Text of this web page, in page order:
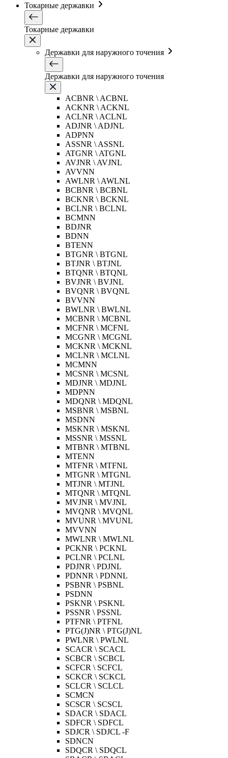
Токарные державки
Токарные державки
Державки для наружного точения
Державки для наружного точения
ACBNR \ ACBNL
ACKNR \ ACKNL
ACLNR \ ACLNL
ADJNR \ ADJNL
ADPNN
ASSNR \ ASSNL
ATGNR \ ATGNL
AVJNR \ AVJNL
AVVNN
AWLNR \ AWLNL
BCBNR \ BCBNL
BCKNR \ BCKNL
BCLNR \ BCLNL
BCMNN
BDJNR
BDNN
BTENN
BTGNR \ BTGNL
BTJNR \ BTJNL
BTQNR \ BTQNL
BVJNR \ BVJNL
BVQNR \ BVQNL
BVVNN
BWLNR \ BWLNL
MCBNR \ MCBNL
MCFNR \ MCFNL
MCGNR \ MCGNL
MCKNR \ MCKNL
MCLNR \ MCLNL
MCMNN
MCSNR \ MCSNL
MDJNR \ MDJNL
MDPNN
MDQNR \ MDQNL
MSBNR \ MSBNL
MSDNN
MSKNR \ MSKNL
MSSNR \ MSSNL
MTBNR \ MTBNL
MTENN
MTFNR \ MTFNL
MTGNR \ MTGNL
MTJNR \ MTJNL
MTQNR \ MTQNL
MVJNR \ MVJNL
MVQNR \ MVQNL
MVUNR \ MVUNL
MVVNN
MWLNR \ MWLNL
PCKNR \ PCKNL
PCLNR \ PCLNL
PDJNR \ PDJNL
PDNNR \ PDNNL
PSBNR \ PSBNL
PSDNN
PSKNR \ PSKNL
PSSNR \ PSSNL
PTFNR \ PTFNL
PTG(J)NR \ PTG(J)NL
PWLNR \ PWLNL
SCACR \ SCACL
SCBCR \ SCBCL
SCFCR \ SCFCL
SCKCR \ SCKCL
SCLCR \ SCLCL
SCMCN
SCSCR \ SCSCL
SDACR \ SDACL
SDFCR \ SDFCL
SDJCR \ SDJCL -F
SDNCN
SDQCR \ SDQCL